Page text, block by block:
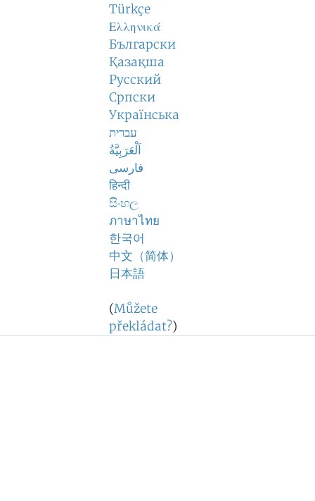
Türkçe
Ελληνικά
Български
Қазақша
Русский
Српски
Українська
עברית
اَلْعَرَبِيَّةُ
فارسی
हिन्दी
සිංහල
ภาษาไทย
한국어
中文（简体）
日本語
(Můžete
překládat?)